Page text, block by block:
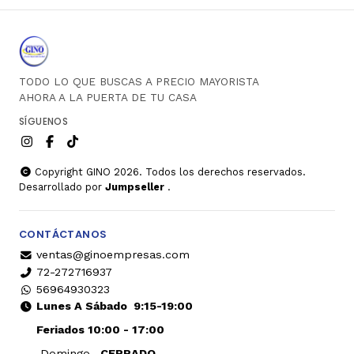
TODO LO QUE BUSCAS A PRECIO MAYORISTA
AHORA A LA PUERTA DE TU CASA
SÍGUENOS
Copyright GINO 2026. Todos los derechos reservados.
Desarrollado por Jumpseller .
CONTÁCTANOS
ventas@ginoempresas.com
72-272716937
56964930323
Lunes A Sábado9:15-19:00
Feriados 10:00 - 17:00